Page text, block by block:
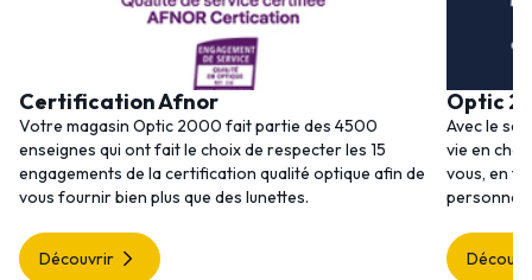
Certification Afnor
Votre magasin Optic 2000 fait partie des 4500
enseignes qui ont fait le choix de respecter les 15
engagements de la certification qualité optique afin de
vous fournir bien plus que des lunettes.
Découvrir
Optic
Avec le
vie en
vous, en